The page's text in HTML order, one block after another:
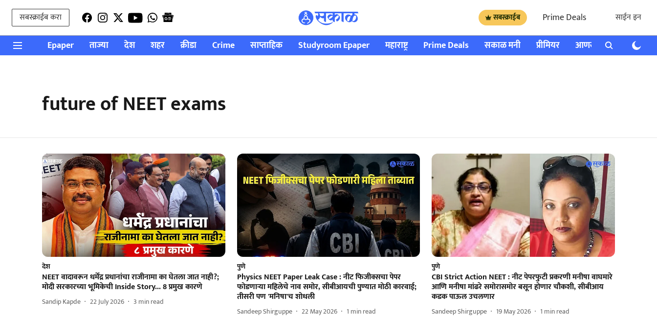
सबस्क्राईब करा सबस्क्राईब Prime Deals साईन इन
Epaper ताज्या देश शहर क्रीडा Crime साप्ताहिक Studyroom Epaper महाराष्ट्र Prime Deals सकाळ मनी प्रीमियर आणखी राशी भविष्य
future of NEET exams
देश
NEET वादावरून धर्मेंद्र प्रधानांचा राजीनामा का घेतला जात नाही?;
मोदी सरकारच्या भूमिकेची Inside Story... 8 प्रमुख कारणे
Sandip Kapde 22 July 2026 3 min read
पुणे
Physics NEET Paper Leak Case : नीट फिजीक्सचा पेपर
फोडणाऱ्या महिलेचे नाव समोर, सीबीआयची पुण्यात मोठी कारवाई;
तीसरी पण 'मनिषा'च शोधली
Sandeep Shirguppe 22 May 2026 1 min read
पुणे
CBI Strict Action NEET : नीट पेपरफुटी प्रकरणी मनीषा वाघमारे
आणि मनीषा मांढरे समोरासमोर बसून होणार चौकशी, सीबीआय
कडक पाऊल उचलणार
Sandeep Shirguppe 19 May 2026 1 min read